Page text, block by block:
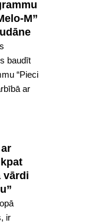
M”
baudīt
“Pieci
ar
vārdi
ir